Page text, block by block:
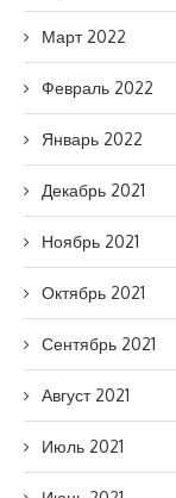
Март 2022
Февраль 2022
Январь 2022
Декабрь 2021
Ноябрь 2021
Октябрь 2021
Сентябрь 2021
Август 2021
Июль 2021